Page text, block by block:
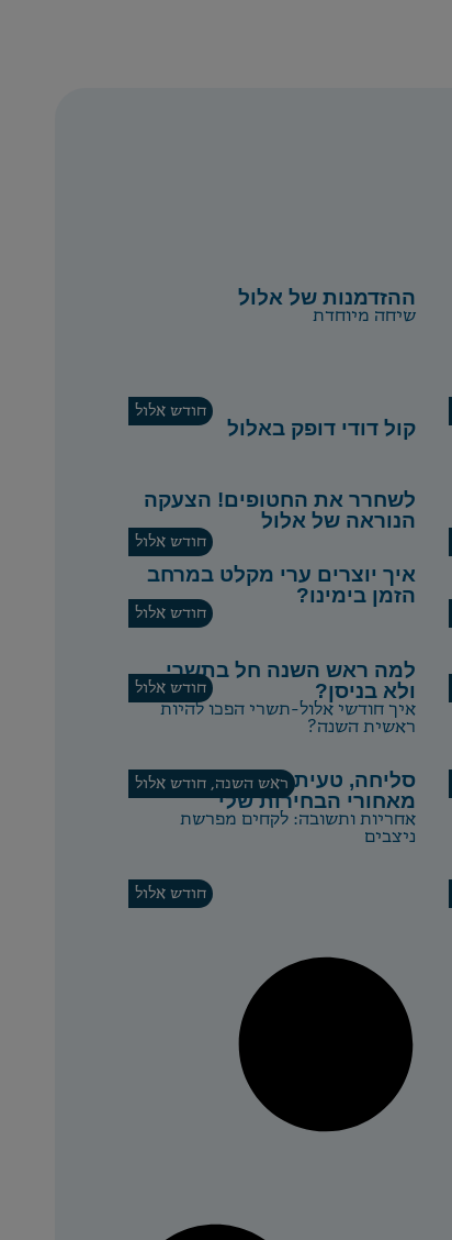
חודש אלול
ההזדמנות של אלול
שיחה מיוחדת
חודש אלול
קול דודי דופק באלול
חודש אלול
לשחרר את החטופים! הצעקה
הנוראה של אלול
חודש אלול
איך יוצרים ערי מקלט במרחב
הזמן בימינו?
ראש השנה, חודש אלול
למה ראש השנה חל בתשרי
ולא בניסן?
איך חודשי אלול-תשרי הפכו להיות
ראשית השנה?
חודש אלול
סליחה, טעיתי: האומץ לעמוד
מאחורי הבחירות שלי
אחריות ותשובה: לקחים מפרשת
ניצבים